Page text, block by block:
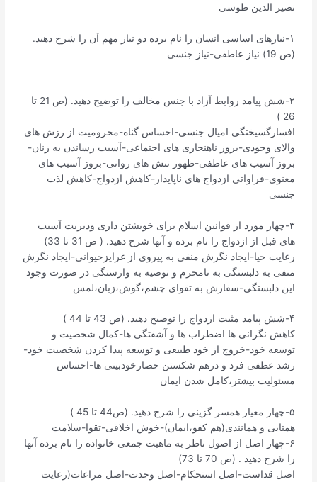
نصیر الدین طوسی
۱-نیازهای اساسی انسان را نام برده دو نیاز مهم آن را شرح دهید.
(ص 19) نیاز عاطفی-نیاز جنسی
۲-شش پیامد روابط آزاد با جنس مخالف را توضیح دهید. (ص 21 تا
26 )
افسارگسیختگی امیال جنسی-احساس گناه-محرومیت از رزش های
والای وجودی-بروز ناهنجاری های اجتماعی-آسیب رساندن به زنان-
بروز آسیب های عاطفی-ظهور تنش های روانی-بروز آسیب های
معنوی-فراواتی ازدواج های ناپایدار-کاهش ازدواج-کاهش لذت
جنسی
۳-چهار مورد از قوانین اسلام برای خویشتن داری ودیریت آسیب
های قبل از ازدواج را نام برده و آنها شرح دهید. ( ص 31 تا 33)
رعایت حیا-ایجاد نگرش منفی به پیروی از غرایزحیوانی-ایجاد نگرش
منفی به دلبستگی به نامحرم و توصیه به وارستگی در صورت وجود
این دلبستگی-سفارش به تقوای چشم،گوش،زبان،لمس
۴-شش پیامد مثبت ازدواج را توضیح دهید. (ص 43 تا 44 )
کاهش نگرانی ها اضطراب ها و آشفتگی ها-کمال شخصیت و
توسعه خود-خروج از خود طبیعی و توسعه پیدا کردن شخصیت خود-
رشد عطفی فرد و درهم شکستن حصارخودبینی ها-احساس
مسئولیت بیشتر،کامل شدن ایمان
۵-چهار معیار همسر گزینی را شرح دهید. (ص44 تا 45 )
همتایی و همانندی(هم کفو،ایمان)-خوش اخلاقی-تقوا-سلامت
۶-چهار اصل از اصول ناظر به ماهیت جمعی خانواده را نام برده آنها
را شرح دهید . (ص 70 تا 73)
اصل قداست-اصل استحکام-اصل وحدت-اصل مراعات(رعایت